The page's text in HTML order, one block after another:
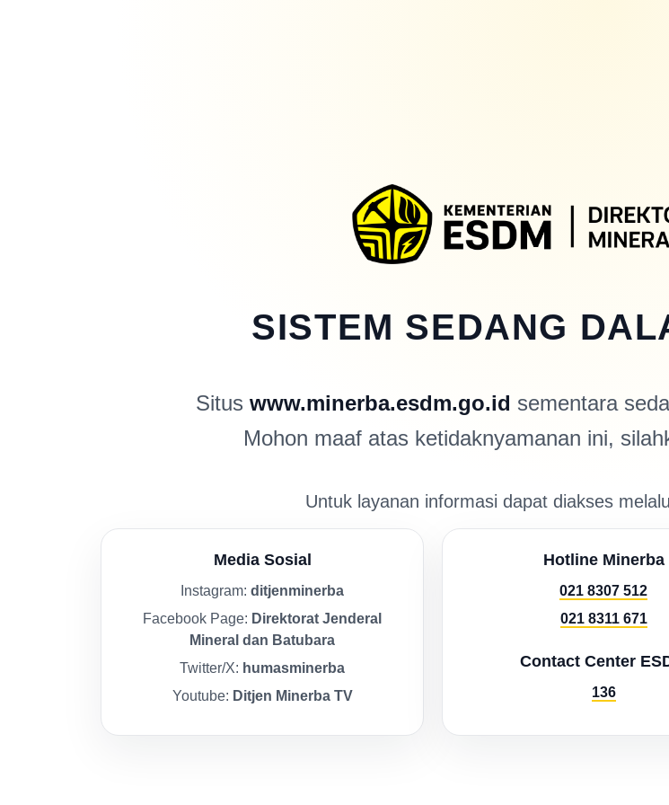
SISTEM SEDANG
Situs www.minerba.esdm.go.id sementara
Mohon maaf atas ketidaknyamanan ini,
Untuk layanan informasi dapat diakses
Media Sosial
Instagram: ditjenminerba
Facebook Page: Direktorat Jenderal
Mineral dan Batubara
Twitter/X: humasminerba
Youtube: Ditjen Minerba TV
Hotline Minerba
021 8307 512
021 8311 671
Contact Center
136